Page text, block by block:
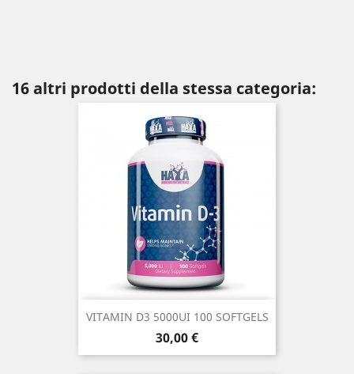
16 altri prodotti della stessa categoria:
VITAMIN D3 5000UI 100 SOFTGELS
Prezzo
30,00 €